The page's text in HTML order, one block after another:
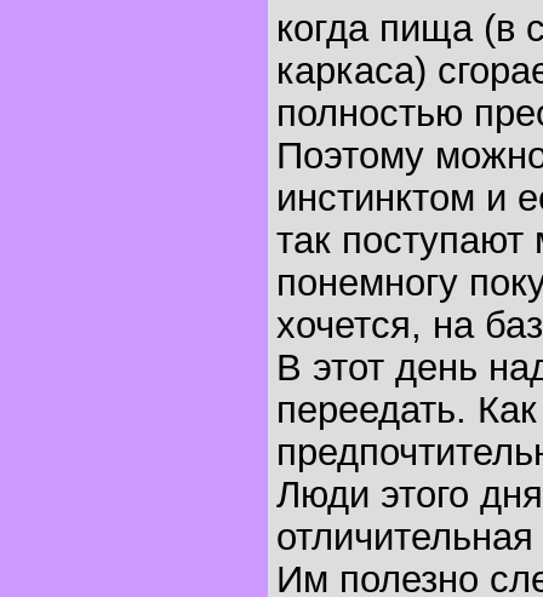
когда пища (в
каркаса)
полностью
Поэтому
инстинктом и
так поступают
понемногу
хочется, на
В этот день
переедать.
Люди этого
Им полезно